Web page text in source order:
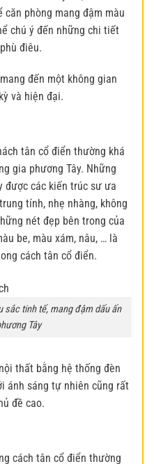
phòng mang đậm màu
chú ý đến những chi tiết
điêu.
đến một không gian
và hiện đại.
tân cổ điển thường khá
gia phương Tây. Những
được các kiến trúc sư ưa
tính, nhẹ nhàng, không
nét đẹp bên trong của
be, màu xám, nâu, … là
cách tân cổ điển.
sắc tinh tế, mang đậm dấu ấn
Tây
thất bằng hệ thống đèn
ánh sáng tự nhiên cũng rất
đề cao.
cách tân cổ điển thường